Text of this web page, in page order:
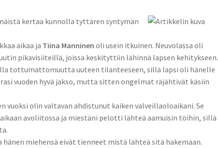
kertaa kunnolla tyttären syntymän
aikaa ja Tiina Manninen oli usein itkuinen. Neuvolassa oli
pikavisiiteillä, joissa keskityttiin lähinnä lapsen kehitykseen.
tottumattomuutta uuteen tilanteeseen, sillä lapsi oli hänelle
vuoden hyvä jakso, mutta sitten ongelmat räjähtivät käsiin
vuoksi olin valtavan ahdistunut kaiken valveillaoloaikani. Se
avoliitossa ja miestäni pelotti lähteä aamuisin töihin, sillä
miehensä eivät tienneet mistä lähteä sitä hakemaan.